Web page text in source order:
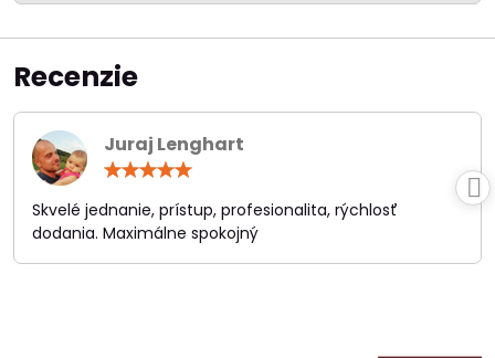
Recenzie
Juraj Lenghart
/
5
Skvelé jednanie, prístup, profesionalita, rýchlosť
dodania. Maximálne spokojný